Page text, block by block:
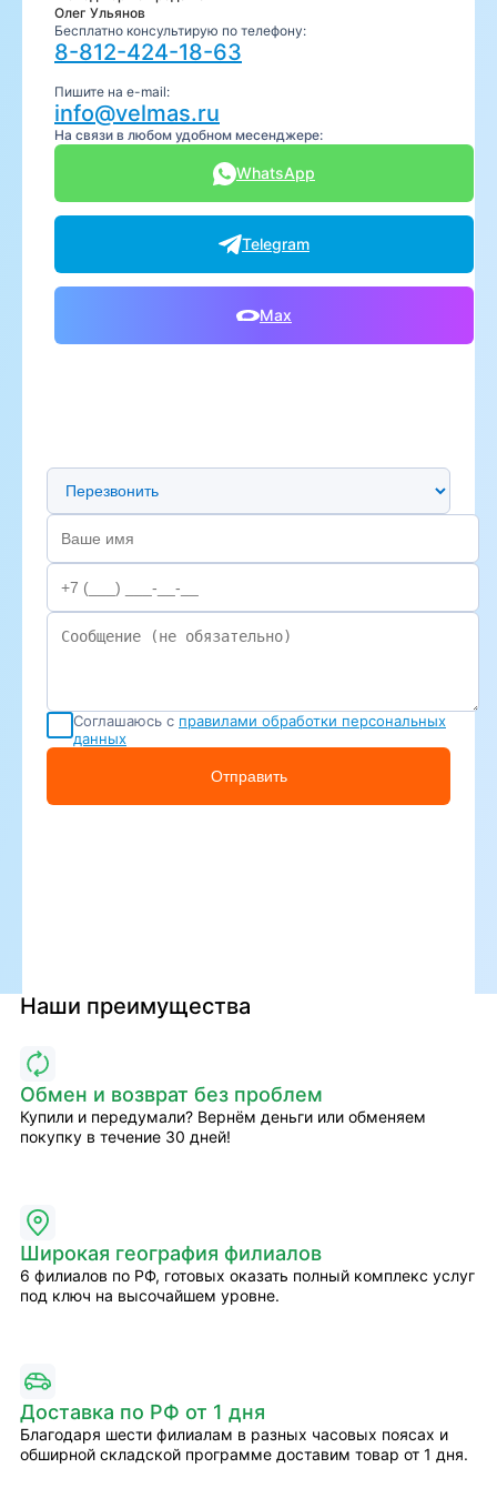
Олег Ульянов
Бесплатно консультирую по телефону:
8-812-424-18-63
Пишите на e-mail:
info@velmas.ru
На связи в любом удобном месенджере:
WhatsApp
Telegram
Max
Предпочтительный способ связи
Соглашаюсь с правилами обработки персональных
данных
Отправить
Наши преимущества
Обмен и возврат без проблем
Купили и передумали? Вернём деньги или обменяем
покупку в течение 30 дней!
Широкая география филиалов
6 филиалов по РФ, готовых оказать полный комплекс услуг
под ключ на высочайшем уровне.
Доставка по РФ от 1 дня
Благодаря шести филиалам в разных часовых поясах и
обширной складской программе доставим товар от 1 дня.